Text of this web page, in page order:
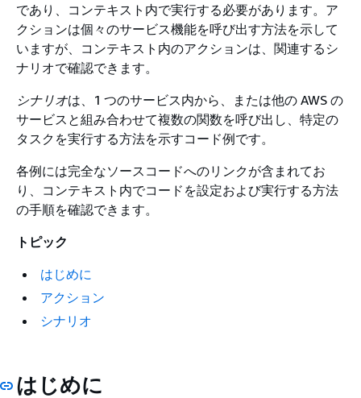
であり、コンテキスト内で実行する必要があります。ア
クションは個々のサービス機能を呼び出す方法を示して
いますが、コンテキスト内のアクションは、関連するシ
ナリオで確認できます。
シナリオは、1 つのサービス内から、または他の AWS の
サービスと組み合わせて複数の関数を呼び出し、特定の
タスクを実行する方法を示すコード例です。
各例には完全なソースコードへのリンクが含まれてお
り、コンテキスト内でコードを設定および実行する方法
の手順を確認できます。
トピック
はじめに
アクション
シナリオ
はじめに